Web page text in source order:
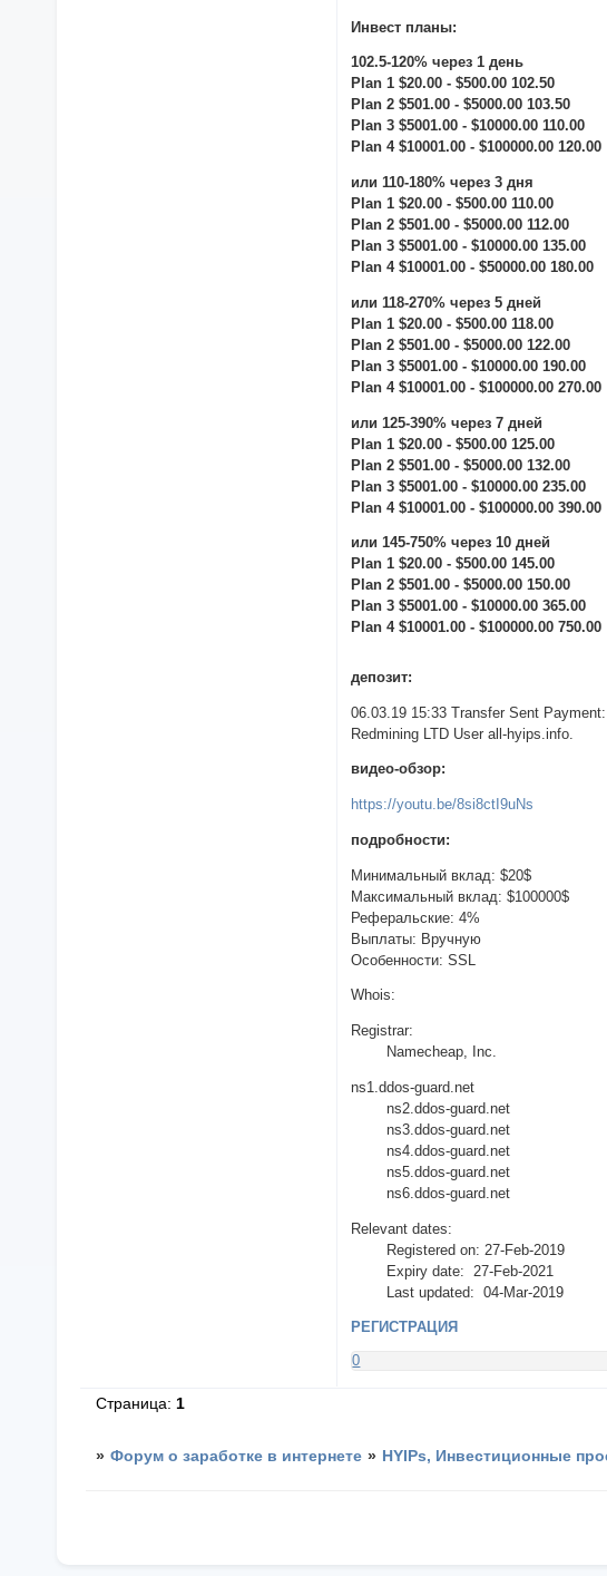
Инвест планы:
102.5-120% через 1 день
Plan 1 $20.00 - $500.00 102.50
Plan 2 $501.00 - $5000.00 103.50
Plan 3 $5001.00 - $10000.00 110.00
Plan 4 $10001.00 - $100000.00 120.00
или 110-180% через 3 дня
Plan 1 $20.00 - $500.00 110.00
Plan 2 $501.00 - $5000.00 112.00
Plan 3 $5001.00 - $10000.00 135.00
Plan 4 $10001.00 - $50000.00 180.00
или 118-270% через 5 дней
Plan 1 $20.00 - $500.00 118.00
Plan 2 $501.00 - $5000.00 122.00
Plan 3 $5001.00 - $10000.00 190.00
Plan 4 $10001.00 - $100000.00 270.00
или 125-390% через 7 дней
Plan 1 $20.00 - $500.00 125.00
Plan 2 $501.00 - $5000.00 132.00
Plan 3 $5001.00 - $10000.00 235.00
Plan 4 $10001.00 - $100000.00 390.00
или 145-750% через 10 дней
Plan 1 $20.00 - $500.00 145.00
Plan 2 $501.00 - $5000.00 150.00
Plan 3 $5001.00 - $10000.00 365.00
Plan 4 $10001.00 - $100000.00 750.00
депозит:
06.03.19 15:33 Transfer Sent
Redmining LTD User all-hyips.info.
видео-обзор:
https://youtu.be/8si8ctI9uNs
подробности:
Минимальный вклад: $20$
Максимальный вклад: $100000$
Реферальские: 4%
Выплаты: Вручную
Особенности: SSL
Whois:
Registrar:
Namecheap, Inc.
ns1.ddos-guard.net
ns2.ddos-guard.net
ns3.ddos-guard.net
ns4.ddos-guard.net
ns5.ddos-guard.net
ns6.ddos-guard.net
Relevant dates:
Registered on: 27-Feb-2019
Expiry date: 27-Feb-2021
Last updated: 04-Mar-2019
РЕГИСТРАЦИЯ
0
Страница:1
» Форум о заработке в интернете » HYIPs, Инвестиционные